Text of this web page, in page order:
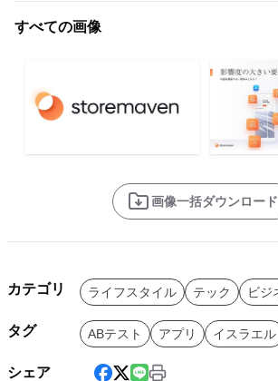
すべての画像
画像一括ダウンロード
カテゴリ ライフスタイル テック ビジ
タグ ABテスト アプリ イスラエル
シェア